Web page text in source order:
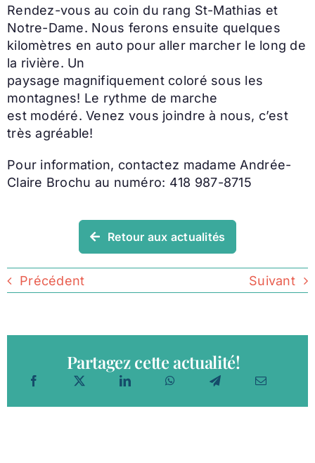
Rendez-vous au coin du rang St-Mathias et
Notre-Dame. Nous ferons ensuite quelques
kilomètres en auto pour aller marcher le long de
la rivière. Un
paysage magnifiquement coloré sous les
montagnes! Le rythme de marche
est modéré. Venez vous joindre à nous, c’est
très agréable!
Pour information, contactez madame Andrée-
Claire Brochu au numéro: 418 987-8715
Retour aux actualités
Précédent Suivant
Partagez cette actualité!